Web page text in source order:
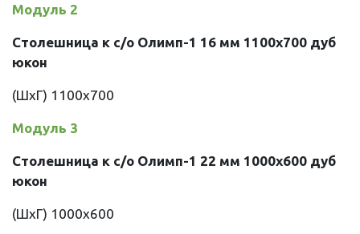
Модуль 2
Столешница к с/о Олимп-1 16 мм 1100х700 дуб
юкон
(ШхГ) 1100х700
Модуль 3
Столешница к с/о Олимп-1 22 мм 1000х600 дуб
юкон
(ШхГ) 1000х600